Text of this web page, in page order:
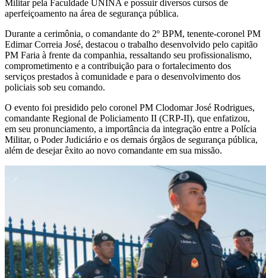
Militar pela Faculdade UNINA e possuir diversos cursos de
aperfeiçoamento na área de segurança pública.
Durante a cerimônia, o comandante do 2º BPM, tenente-coronel PM
Edimar Correia José, destacou o trabalho desenvolvido pelo capitão
PM Faria à frente da companhia, ressaltando seu profissionalismo,
comprometimento e a contribuição para o fortalecimento dos
serviços prestados à comunidade e para o desenvolvimento dos
policiais sob seu comando.
O evento foi presidido pelo coronel PM Clodomar José Rodrigues,
comandante Regional de Policiamento II (CRP-II), que enfatizou,
em seu pronunciamento, a importância da integração entre a Polícia
Militar, o Poder Judiciário e os demais órgãos de segurança pública,
além de desejar êxito ao novo comandante em sua missão.